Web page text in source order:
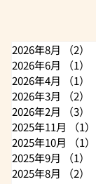
2026年8月 （2）
2026年6月
（1）
2026年4月
（1）
2026年3月
（2）
2026年2月
（3）
2025年11月
（1）
2025年10月
（1）
2025年9月
（1）
2025年8月
（2）